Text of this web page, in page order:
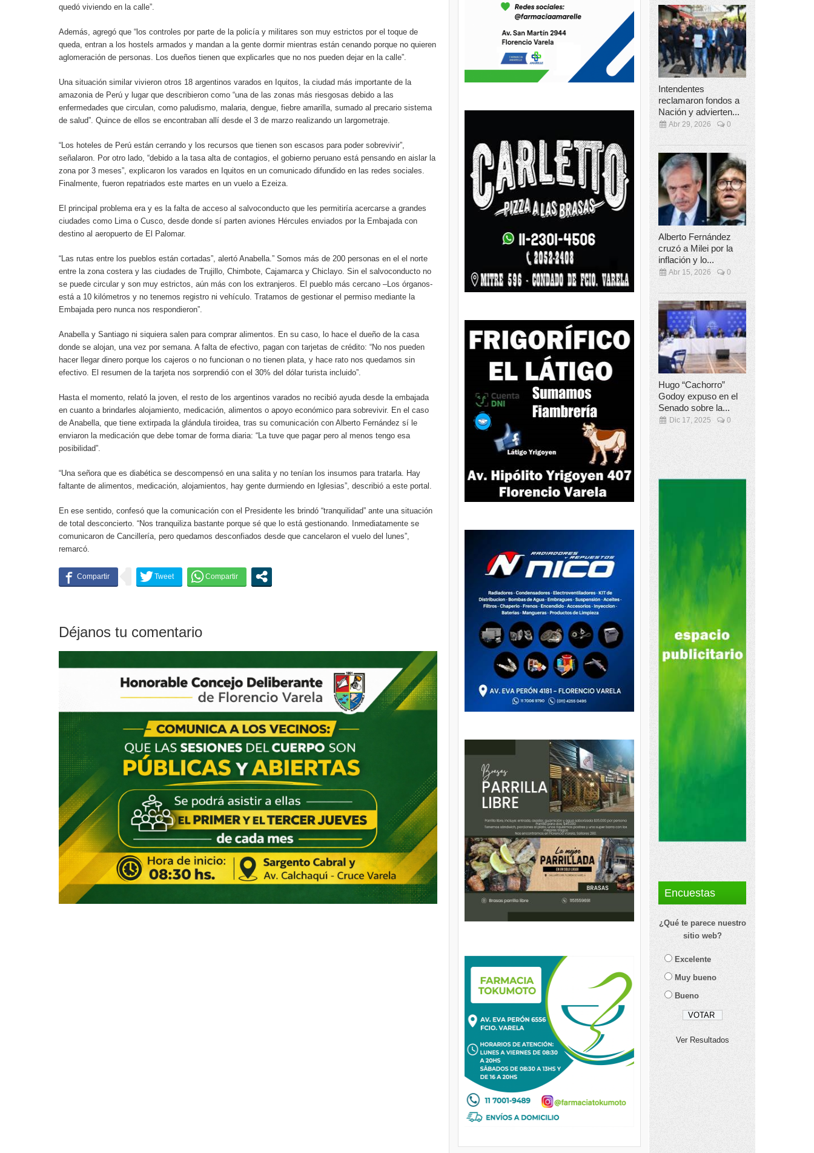
quedó viviendo en la calle”.
Además, agregó que “los controles por parte de la policía y militares son muy estrictos por el toque de
queda, entran a los hostels armados y mandan a la gente dormir mientras están cenando porque no quieren
aglomeración de personas. Los dueños tienen que explicarles que no nos pueden dejar en la calle”.
Una situación similar vivieron otros 18 argentinos varados en Iquitos, la ciudad más importante de la
amazonia de Perú y lugar que describieron como “una de las zonas más riesgosas debido a las
enfermedades que circulan, como paludismo, malaria, dengue, fiebre amarilla, sumado al precario sistema
de salud”. Quince de ellos se encontraban allí desde el 3 de marzo realizando un largometraje.
“Los hoteles de Perú están cerrando y los recursos que tienen son escasos para poder sobrevivir”,
señalaron. Por otro lado, “debido a la tasa alta de contagios, el gobierno peruano está pensando en aislar la
zona por 3 meses”, explicaron los varados en Iquitos en un comunicado difundido en las redes sociales.
Finalmente, fueron repatriados este martes en un vuelo a Ezeiza.
El principal problema era y es la falta de acceso al salvoconducto que les permitiría acercarse a grandes
ciudades como Lima o Cusco, desde donde sí parten aviones Hércules enviados por la Embajada con
destino al aeropuerto de El Palomar.
“Las rutas entre los pueblos están cortadas”, alertó Anabella.” Somos más de 200 personas en el el norte
entre la zona costera y las ciudades de Trujillo, Chimbote, Cajamarca y Chiclayo. Sin el salvoconducto no
se puede circular y son muy estrictos, aún más con los extranjeros. El pueblo más cercano –Los órganos-
está a 10 kilómetros y no tenemos registro ni vehículo. Tratamos de gestionar el permiso mediante la
Embajada pero nunca nos respondieron”.
Anabella y Santiago ni siquiera salen para comprar alimentos. En su caso, lo hace el dueño de la casa
donde se alojan, una vez por semana. A falta de efectivo, pagan con tarjetas de crédito: “No nos pueden
hacer llegar dinero porque los cajeros o no funcionan o no tienen plata, y hace rato nos quedamos sin
efectivo. El resumen de la tarjeta nos sorprendió con el 30% del dólar turista incluido”.
Hasta el momento, relató la joven, el resto de los argentinos varados no recibió ayuda desde la embajada
en cuanto a brindarles alojamiento, medicación, alimentos o apoyo económico para sobrevivir. En el caso
de Anabella, que tiene extirpada la glándula tiroidea, tras su comunicación con Alberto Fernández sí le
enviaron la medicación que debe tomar de forma diaria: “La tuve que pagar pero al menos tengo esa
posibilidad”.
“Una señora que es diabética se descompensó en una salita y no tenían los insumos para tratarla. Hay
faltante de alimentos, medicación, alojamientos, hay gente durmiendo en Iglesias”, describió a este portal.
En ese sentido, confesó que la comunicación con el Presidente les brindó “tranquilidad” ante una situación
de total desconcierto. “Nos tranquiliza bastante porque sé que lo está gestionando. Inmediatamente se
comunicaron de Cancillería, pero quedamos desconfiados desde que cancelaron el vuelo del lunes”,
remarcó.
Déjanos tu comentario
Intendentes
reclamaron fondos a
Nación y advierten...
Abr 29, 2026 0
Alberto Fernández
cruzó a Milei por la
inflación y lo...
Abr 15, 2026 0
Hugo “Cachorro”
Godoy expuso en el
Senado sobre la...
Dic 17, 2025 0
Encuestas
¿Qué te parece nuestro
sitio web?
Excelente
Muy bueno
Bueno
Ver Resultados